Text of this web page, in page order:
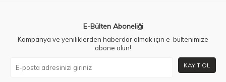
E-Bülten Aboneliği
Kampanya ve yeniliklerden haberdar olmak için e-bültenimize
abone olun!
KAYIT OL